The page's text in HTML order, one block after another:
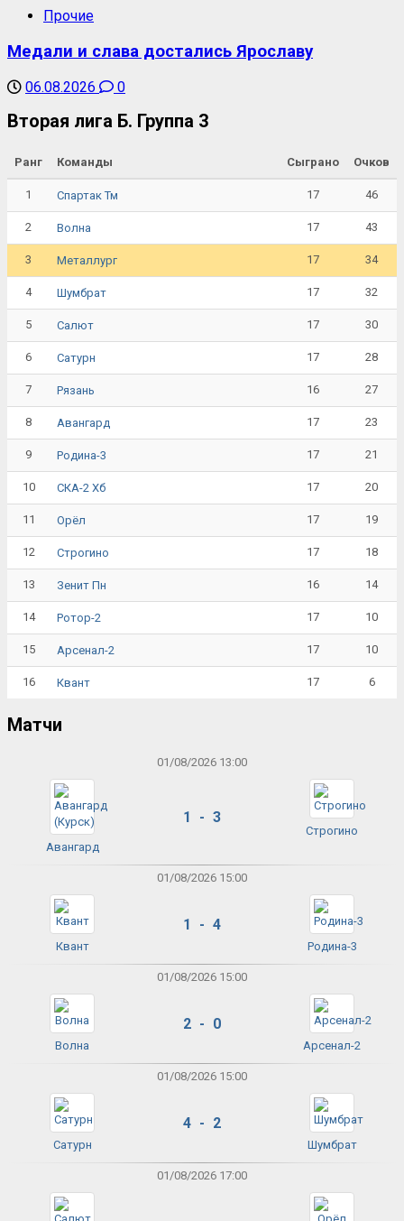
Прочие
Медали и слава достались Ярославу
06.08.2026 0
Вторая лига Б. Группа 3
Ранг Команды Сыграно Очков
1 Спартак Тм 17 46
2 Волна 17 43
3 Металлург 17 34
4 Шумбрат 17 32
5 Салют 17 30
6 Сатурн 17 28
7 Рязань 16 27
8 Авангард 17 23
9 Родина-3 17 21
10 СКА-2 Хб 17 20
11 Орёл 17 19
12 Строгино 17 18
13 Зенит Пн 16 14
14 Ротор-2 17 10
15 Арсенал-2 17 10
16 Квант 17 6
Матчи
01/08/2026 13:00
Авангард
1 - 3
Строгино
01/08/2026 15:00
Квант
1 - 4
Родина-3
01/08/2026 15:00
Волна
2 - 0
Арсенал-2
01/08/2026 15:00
Сатурн
4 - 2
Шумбрат
01/08/2026 17:00